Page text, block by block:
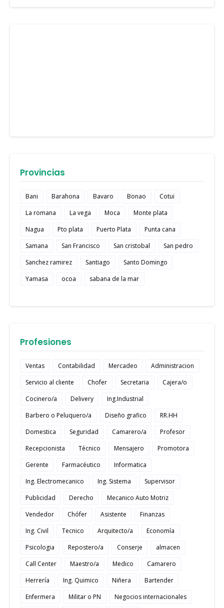
Provincias
Bani Barahona Bavaro Bonao
Cotui
La romana
La vega Moca
Monte plata
Nagua
Pto plata Puerto Plata
Punta cana
Samana
San Francisco San cristobal
San pedro
Sanchez ramirez
Santiago
Santo Domingo
Yamasa
ocoa sabana de la mar
Profesiones
Ventas Contabilidad Mercadeo
Administracion
Servicio al cliente
Chofer Secretaria
Cajera/o
Cocinero/a
Delivery
Ing.Industrial
Barbero o Peluquero/a
Diseño grafico
RR.HH
Domestica
Seguridad Camarero/a
Profesor
Recepcionista
Técnico Mensajero
Promotora
Gerente
Farmacéutico
Informatica
Ing. Electromecanico
Ing. Sistema
Supervisor
Publicidad
Derecho
Mecanico Auto Motriz
Vendedor
Chófer Asistente
Finanzas
Ing. Civil
Tecnico Arquitecto/a
Economía
Psicologia
Repostero/a Conserje
almacen
Call Center
Maestro/a Medico
Camarero
Herrería
Ing. Quimico Niñera
Bartender
Enfermera
Militar o PN Negocios internacionales